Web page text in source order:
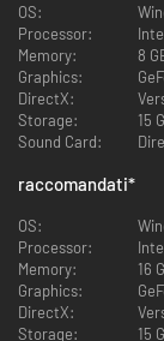
Muoviti sulle griglie
precisione. Sfrutta
i nemici bagnati, dai
opportunità. A
giusta per colpire e
devastanti e regola
OS:
Processor:
Memory:
8
Graphics:
DirectX:
Storage:
15
Sound Card:
raccomandati*
OS:
Processor:
Memory:
16
Graphics:
DirectX:
Storage:
15